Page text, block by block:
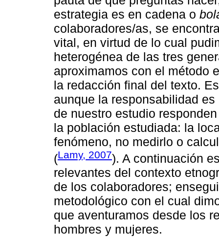
estrategia es en cadena o
colaboradores/as, se
vital, en virtud de lo cual
heterogénea de las tres
aproximamos con el método
la redacción final del texto.
aunque la responsabilidad
de nuestro estudio
la población estudiada: la
fenómeno, no medirlo o
(Lamy, 2007). A continuación
relevantes del contexto
de los colaboradores;
metodológico con el cual
que aventuramos desde los
hombres y mujeres.